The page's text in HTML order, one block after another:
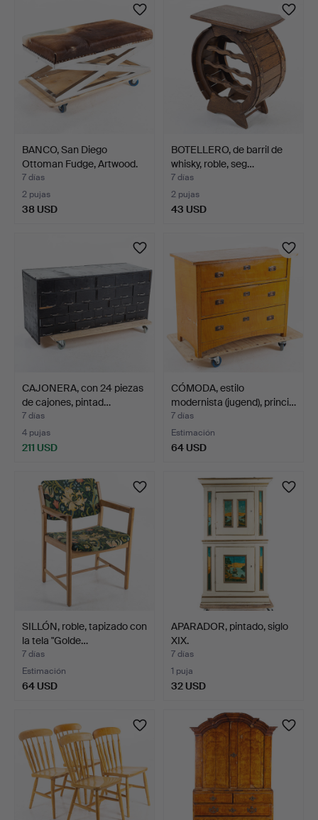
BANCO, San Diego
Ottoman Fudge, Artwood.
7 días
2 pujas
38 USD
BOTELLERO, de barril de
whisky, roble, seg…
7 días
2 pujas
43 USD
CAJONERA, con 24 piezas
de cajones, pintad…
7 días
4 pujas
211 USD
CÓMODA, estilo
modernista (jugend), princi…
7 días
Estimación
64 USD
SILLÓN, roble, tapizado con
la tela "Golde…
7 días
Estimación
64 USD
APARADOR, pintado, siglo
XIX.
7 días
1 puja
32 USD